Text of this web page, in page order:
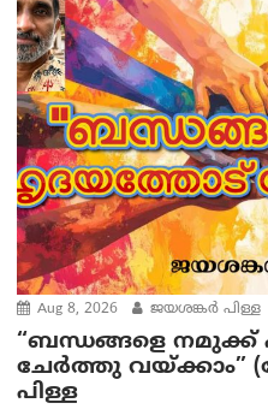
Aug 8, 2026 ജയശങ്കര്‍ പിള്ള
“ബന്ധങ്ങളെ
ചേർത്തു വയ്ക്കാം”
പിള്ള